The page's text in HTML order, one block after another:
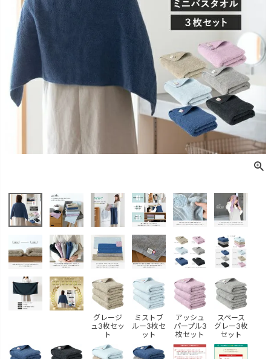
グレージ
ュ3枚セッ
ト
ミストブ
ルー3枚セ
ット
アッシュ
パープル3
枚セット
スペース
グレー3枚
セット